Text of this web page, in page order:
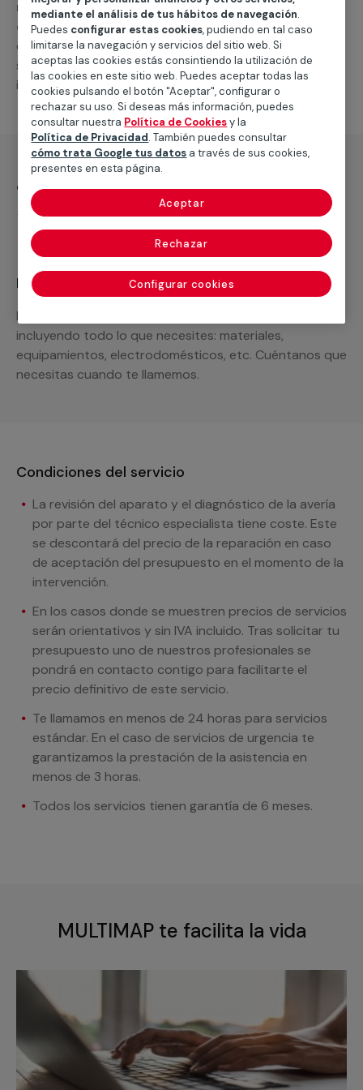
reparación de aires acondicionados por
conductos. En caso de que necesites un nuevo
equipo o piezas de repuesto, podemos
suministrártelas, así como llevar a cabo otras
intervenciones relacionadas.
¿Qué incluye?
Desplazamiento
Recuerda que en MULTIMAP
Podemos ofrecer cualquier servicio a medida
incluyendo todo lo que necesites: materiales,
equipamientos, electrodomésticos, etc. Cuéntanos que
necesitas cuando te llamemos.
Condiciones del servicio
La revisión del aparato y el diagnóstico de la avería
por parte del técnico especialista tiene coste. Este
se descontará del precio de la reparación en caso
de aceptación del presupuesto en el momento de la
intervención.
En los casos donde se muestren precios de servicios
serán orientativos y sin IVA incluido. Tras solicitar tu
presupuesto uno de nuestros profesionales se
pondrá en contacto contigo para facilitarte el
precio definitivo de este servicio.
Te llamamos en menos de 24 horas para servicios
estándar. En el caso de servicios de urgencia te
garantizamos la prestación de la asistencia en
menos de 3 horas.
Todos los servicios tienen garantía de 6 meses.
MULTIMAP te facilita la vida
mediante el análisis de tus hábitos de navegación.
Puedes configurar estas cookies, pudiendo en tal caso
limitarse la navegación y servicios del sitio web. Si
aceptas las cookies estás consintiendo la utilización de
las cookies en este sitio web. Puedes aceptar todas las
cookies pulsando el botón "Aceptar", configurar o
rechazar su uso. Si deseas más información, puedes
consultar nuestra Política de Cookiesy la
Política de Privacidad. También puedes consultar
cómo trata Google tus datos a través de sus cookies,
presentes en esta página.
Configurar cookies
Rechazar
Aceptar